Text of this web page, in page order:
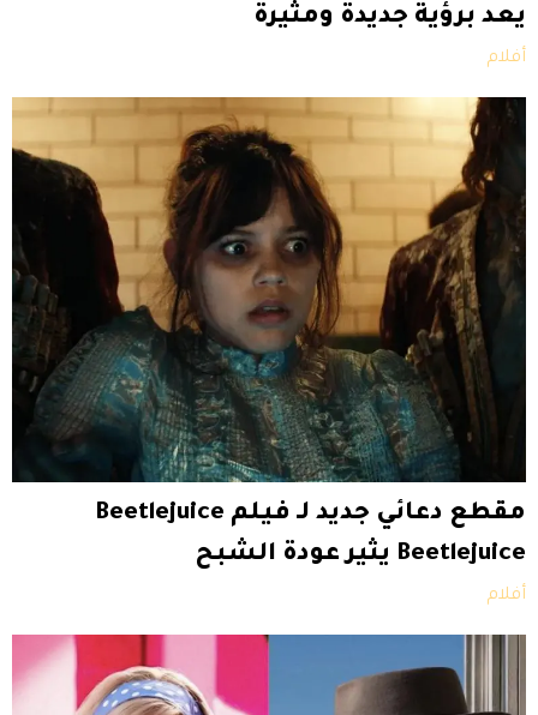
يعد برؤية جديدة ومثيرة
أفلام
مقطع دعائي جديد لـ فيلم Beetlejuice
Beetlejuice يثير عودة الشبح
أفلام